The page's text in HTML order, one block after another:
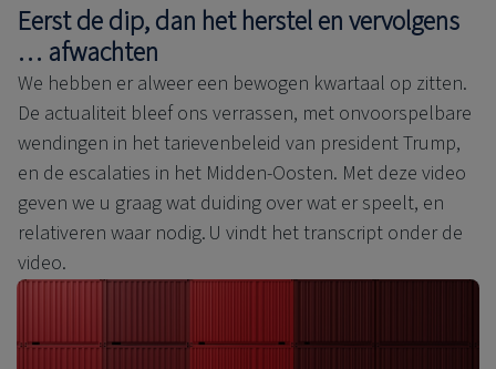
Eerst de dip, dan het herstel en vervolgens
… afwachten
We hebben er alweer een bewogen kwartaal op zitten.
De actualiteit bleef ons verrassen, met onvoorspelbare
wendingen in het tarievenbeleid van president Trump,
en de escalaties in het Midden-Oosten. Met deze video
geven we u graag wat duiding over wat er speelt, en
relativeren waar nodig. U vindt het transcript onder de
video.